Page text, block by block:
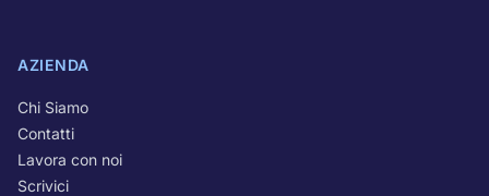
AZIENDA
Chi Siamo
Contatti
Lavora con noi
Scrivici